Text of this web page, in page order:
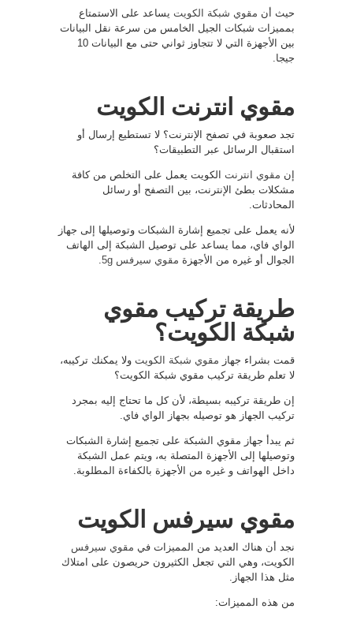
حيث أن مقوي شبكة الكويت يساعد على الاستمتاع
بمميزات شبكات الجيل الخامس من سرعة نقل البيانات
بين الأجهزة التي لا تتجاوز ثواني حتى مع البيانات 10
جيجا.
مقوي انترنت الكويت
تجد صعوبة في تصفح الإنترنت؟ لا تستطيع إرسال أو
استقبال الرسائل عبر التطبيقات؟
إن مقوي انترنت الكويت يعمل على التخلص من كافة
مشكلات بطئ الإنترنت، بين التصفح أو رسائل
المحادثات.
لأنه يعمل على تجميع إشارة الشبكات وتوصيلها إلى جهاز
الواي فاي، مما يساعد على توصيل الشبكة إلى الهاتف
الجوال أو غيره من الأجهزة مقوي سيرفس 5g
طريقة تركيب مقوي
شبكة الكويت؟
قمت بشراء جهاز مقوي شبكة الكويت ولا يمكنك تركيبه،
لا تعلم طريقة تركيب مقوي شبكة الكويت؟
إن طريقة تركيبه بسيطة، لأن كل ما تحتاج إليه بمجرد
تركيب الجهاز هو توصيله بجهاز الواي فاي.
ثم يبدأ جهاز مقوي الشبكة على تجميع إشارة الشبكات
وتوصيلها إلى الأجهزة المتصلة به، ويتم عمل الشبكة
داخل الهواتف و غيره من الأجهزة بالكفاءة المطلوبة.
مقوي سيرفس الكويت
نجد أن هناك العديد من المميزات في مقوي سيرفس
الكويت، وهي التي تجعل الكثيرون حريصون على امتلاك
مثل هذا الجهاز.
من هذه المميزات: